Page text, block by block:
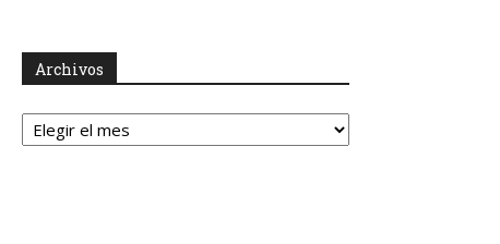
Archivos
Archivos